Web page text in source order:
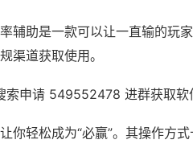
辅助是一款可以让一直输的玩
渠道获取使用。
索申请 549552478 进群获取软
你轻松成为“必赢”。其操作方